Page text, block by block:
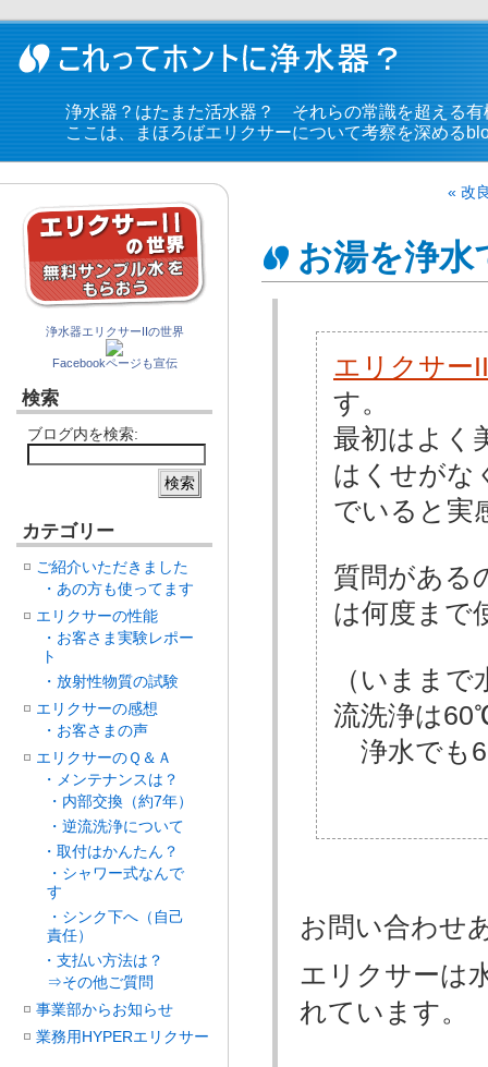
浄水器？はたまた活水器？ それらの常識を超える有
ここは、まほろばエリクサーについて考察を深める
« 改
お湯を浄水
エリクサーII
す。
最初はよく
はくせがな
でいると実
質問がある
は何度まで
（いまま
流洗浄は
浄水でも
お問い合わせ
エリクサーは
れています。
浄水器エリクサーIIの世界
Facebookページも宣伝
検索
ブログ内を検索:
カテゴリー
ご紹介いただきました
・あの方も使ってます
エリクサーの性能
・お客さま実験レポー
ト
・放射性物質の試験
エリクサーの感想
・お客さまの声
エリクサーのＱ＆Ａ
・メンテナンスは？
・内部交換（約7年）
・逆流洗浄について
・取付はかんたん？
・シャワー式なんで
す
・シンク下へ（自己
責任）
・支払い方法は？
⇒その他ご質問
事業部からお知らせ
業務用HYPERエリクサー